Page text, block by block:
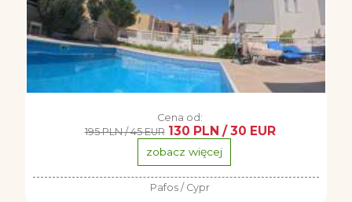
Cena od:
195 PLN / 45 EUR 130 PLN / 30 EUR
zobacz więcej
Pafos / Cypr